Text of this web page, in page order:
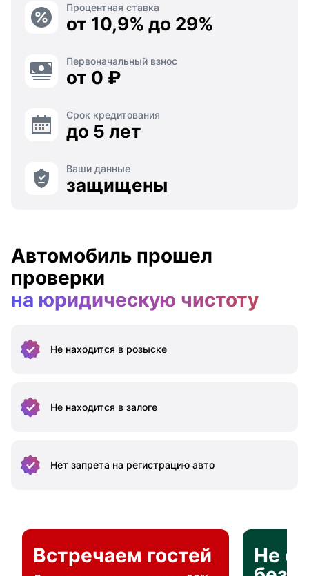
Процентная ставка
от 10,9% до 29%
Первоначальный взнос
от 0 ₽
Срок кредитования
до 5 лет
Ваши данные
защищены
Автомобиль прошел
проверки
на юридическую чистоту
Не находится в розыске
Не находится в залоге
Нет запрета на регистрацию авто
Встречаем гостей
Не